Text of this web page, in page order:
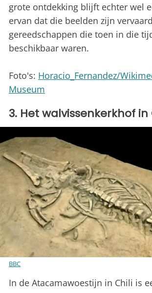
grote ontdekking blijft echter wel
ervan dat die beelden zijn
gereedschappen die toen in die
beschikbaar waren.
Foto's: Horacio_Fernandez/
Museum
3. Het walvissenkerkhof in
BBC
In de Atacamawoestijn in Chili is